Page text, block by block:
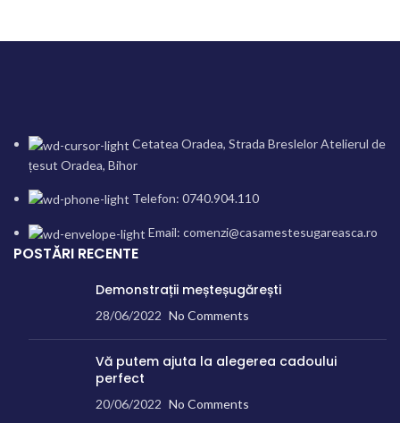
Cetatea Oradea, Strada Breslelor Atelierul de
țesut Oradea, Bihor
Telefon: 0740.904.110
Email: comenzi@casamestesugareasca.ro
POSTĂRI RECENTE
Demonstrații meșteșugărești
28/06/2022 No Comments
Vă putem ajuta la alegerea cadoului
perfect
20/06/2022 No Comments